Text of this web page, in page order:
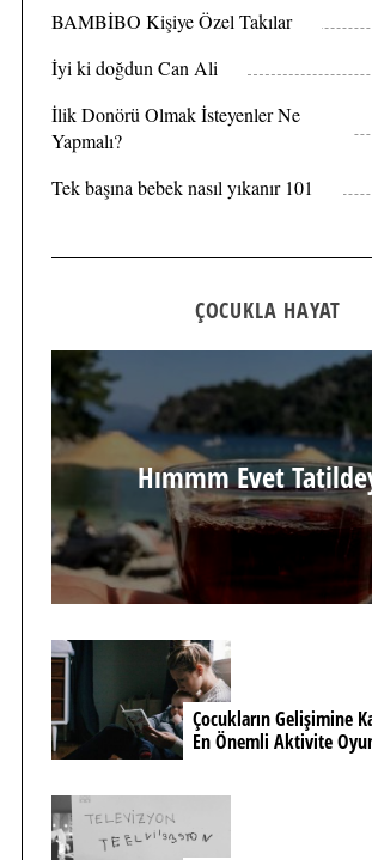
BAMBİBO Kişiye Özel Takılar
İyi ki doğdun Can Ali
İlik Donörü Olmak İsteyenler Ne
Yapmalı?
Tek başına bebek nasıl yıkanır 101
ÇOCUKLA HAYAT
Hımmm Evet
Çocukların Gelişimine
En Önemli Aktivite